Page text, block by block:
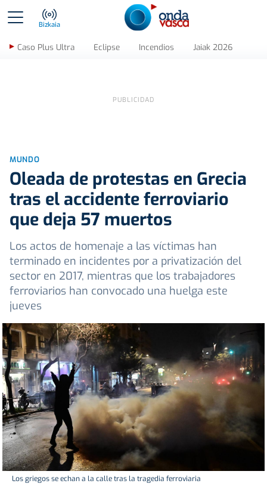
Bizkaia
Caso Plus Ultra Eclipse Incendios Jaiak 2026
MUNDO
Oleada de protestas en Grecia
tras el accidente ferroviario
que deja 57 muertos
Los actos de homenaje a las víctimas han
terminado en incidentes por a privatización del
sector en 2017, mientras que los trabajadores
ferroviarios han convocado una huelga este
jueves
Los griegos se echan a la calle tras la tragedia ferroviaria